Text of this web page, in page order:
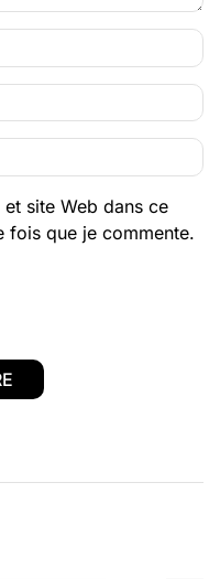
site Web dans ce
fois que je commente.